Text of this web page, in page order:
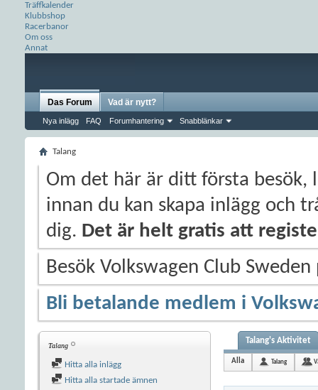
Träffkalender
Klubbshop
Racerbanor
Om oss
Annat
Das Forum
Nya inlägg FAQ Forumhantering Snabblänkar
Vad är nytt?
Talang
Om det här är ditt första besök,
innan du kan skapa inlägg och
dig. Det är helt gratis att
Besök Volkswagen Club
Bli betalande medlem i
Talang
Hitta alla inlägg
Hitta alla startade ämnen
Talang's Aktivitet
Alla Talang